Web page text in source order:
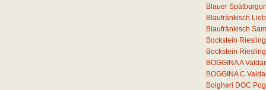
Blauer
Blaufränkisch
Blaufränkisch
Bockstein
Bockstein
BOGGINA A
BOGGINA C
Bolgheri DOC